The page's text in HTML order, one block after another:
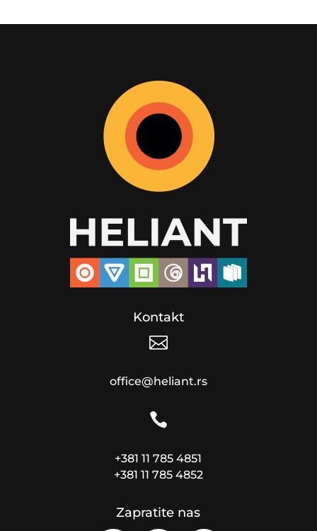
Kontakt

office@heliant.rs

+381 11 785 4851
+381 11 785 4852
Zapratite nas